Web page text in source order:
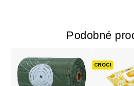
Podobné
CROCI